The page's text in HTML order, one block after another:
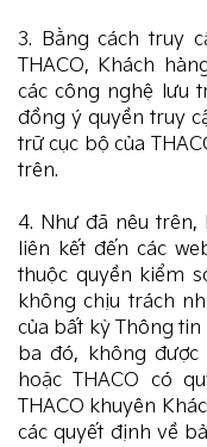
3. Bằng cách truy
THACO, Khách
các công nghệ lưu
đồng ý quyền truy
trữ cục bộ của
trên.
4. Như đã nêu trên,
liên kết đến các
thuộc quyền kiểm
không chịu trách
của bất kỳ Thông
ba đó, không
hoặc THACO có
THACO khuyên
các quyết định về